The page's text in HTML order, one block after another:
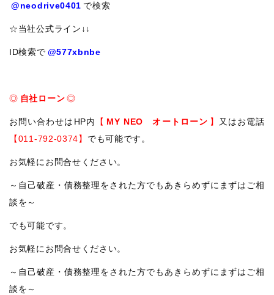
@neodrive0401 で検索
☆当社公式ライン↓↓
ID検索で @577xbnbe
◎ 自社ローン ◎
お問い合わせはHP内 【 MY NEO オートローン 】
又はお電話
【011-792-0374】 でも可能です。
お気軽にお問合せください。
～自己破産・債務整理をされた方でもあきらめずにまずはご相
談を～
でも可能です。
お気軽にお問合せください。
～自己破産・債務整理をされた方でもあきらめずにまずはご相
談を～